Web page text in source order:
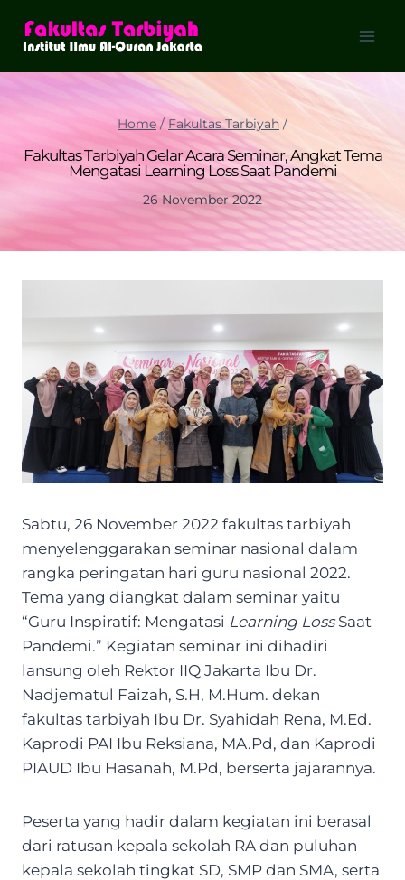
Home / Fakultas Tarbiyah /
Fakultas Tarbiyah Gelar Acara Seminar, Angkat Tema
Mengatasi Learning Loss Saat Pandemi
26 November 2022
Sabtu, 26 November 2022 fakultas tarbiyah
menyelenggarakan seminar nasional dalam
rangka peringatan hari guru nasional 2022.
Tema yang diangkat dalam seminar yaitu
“Guru Inspiratif: Mengatasi Learning LossSaat
Pandemi.” Kegiatan seminar ini dihadiri
lansung oleh Rektor IIQ Jakarta Ibu Dr.
Nadjematul Faizah, S.H, M.Hum. dekan
fakultas tarbiyah Ibu Dr. Syahidah Rena, M.Ed.
Kaprodi PAI Ibu Reksiana, MA.Pd, dan Kaprodi
PIAUD Ibu Hasanah, M.Pd, berserta jajarannya.
Peserta yang hadir dalam kegiatan ini berasal
dari ratusan kepala sekolah RA dan puluhan
kepala sekolah tingkat SD, SMP dan SMA, serta